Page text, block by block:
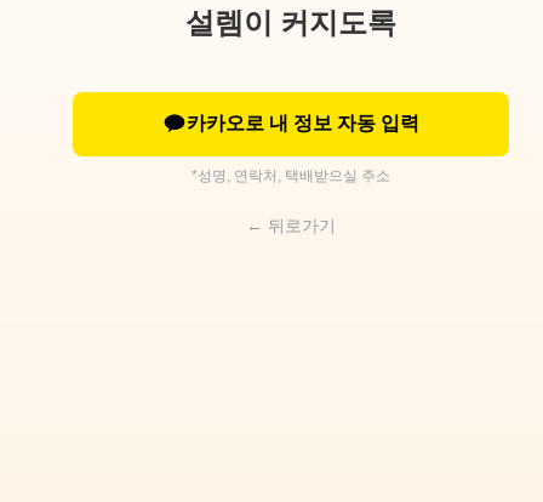
설렘이 커지도록
카카오로 내 정보 자동 입력
*성명, 연락처, 택배받으실 주소
← 뒤로가기